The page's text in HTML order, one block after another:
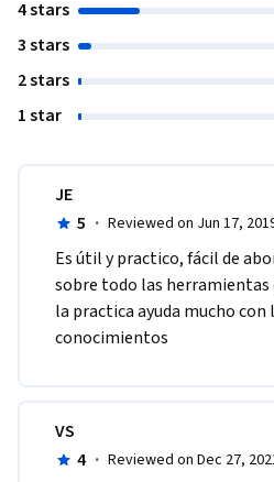
4 stars
3 stars
2 stars
1 star
JE
5 · Reviewed on Jun 17,
Es útil y practico, fácil de
sobre todo las
la practica ayuda mucho con
conocimientos
VS
4 · Reviewed on Dec 27,